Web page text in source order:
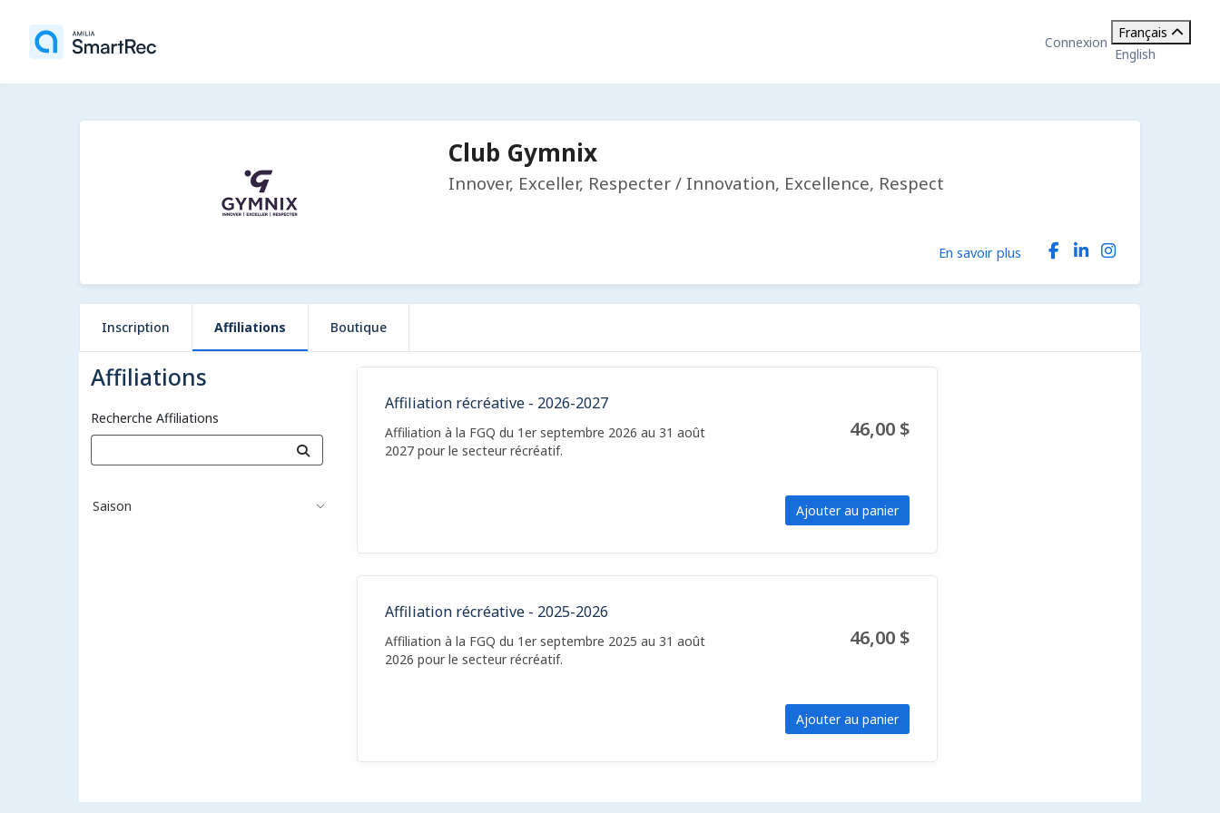
Connexion
Français
English
Club Gymnix
Innover, Exceller, Respecter / Innovation, Excellence, Respect
En savoir plus
Inscription Affiliations Boutique
Affiliations
Recherche Affiliations
Saison
Affiliation récréative - 2026-2027
Affiliation à la FGQ du 1er septembre 2026 au 31 août
2027 pour le secteur récréatif.
46,00 $
Ajouter au panier
Affiliation récréative - 2025-2026
Affiliation à la FGQ du 1er septembre 2025 au 31 août
2026 pour le secteur récréatif.
46,00 $
Ajouter au panier